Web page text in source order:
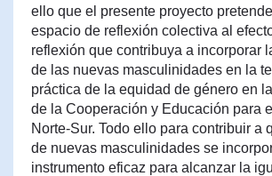
ello que el presente proyecto
espacio de reflexión colectiva al
reflexión que contribuya a incorporar
de las nuevas masculinidades en la
práctica de la equidad de género en
de la Cooperación y Educación para
Norte-Sur. Todo ello para contribuir a
de nuevas masculinidades se
instrumento eficaz para alcanzar la